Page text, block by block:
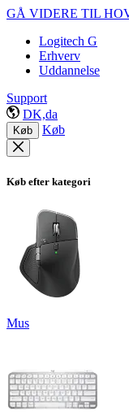
GÅ VIDERE TIL
Logitech G
Erhverv
Uddannelse
Support
DK,da
Køb Køb
Køb efter kategori
Mus